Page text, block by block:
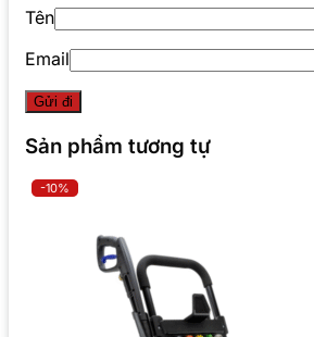
Tên
Email
Sản phẩm tương tự
-10%